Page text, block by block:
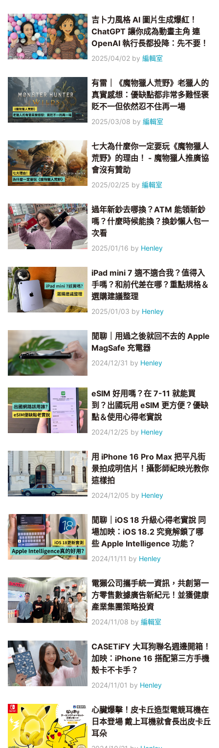
吉卜力風格 AI 圖片生成爆紅！
ChatGPT 讓你成為動畫主角 連
OpenAI 執行長都投降：先不要！
2025/04/02 by編輯室
有雷｜《魔物獵人荒野》老獵人的
真實感想：優缺點都非常多難怪褒
貶不一但依然忍不住再一場
2025/03/08 by編輯室
七大為什麼你一定要玩《魔物獵人
荒野》的理由！ - 魔物獵人推廣協
會沒有贊助
2025/02/25 by編輯室
過年新鈔去哪換？ATM 能領新鈔
嗎？什麼時候能換？換鈔懶人包一
次看
2025/01/16 by Henley
iPad mini 7 適不適合我？值得入
手嗎？和前代差在哪？重點規格＆
選購建議整理
2025/01/03 by Henley
閒聊｜用過之後就回不去的 Apple
MagSafe 充電器
2024/12/31 by Henley
eSIM 好用嗎？在 7-11 就能買
到？出國玩用 eSIM 更方便？優缺
點＆使用心得老實說
2024/12/25 by Henley
用 iPhone 16 Pro Max 把平凡街
景拍成明信片！攝影師紀映光教你
這樣拍
2024/12/05 by Henley
閒聊｜iOS 18 升級心得老實說 同
場加映：iOS 18.2 究竟解鎖了哪
些 Apple Intelligence 功能？
2024/11/11 by Henley
電獺公司攜手統一資訊，共創第一
方零售數據廣告新紀元！並獲健康
產業集團策略投資
2024/11/08 by編輯室
CASETiFY 大耳狗聯名週邊開箱！
加映：iPhone 16 搭配第三方手機
殼卡不卡手？
2024/11/01 by Henley
心臟爆擊！皮卡丘造型電競耳機在
日本登場 戴上耳機就會長出皮卡丘
耳朵